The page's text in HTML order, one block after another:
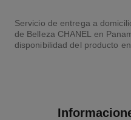
Servicio de entrega a
de Belleza CHANEL en
disponibilidad del producto